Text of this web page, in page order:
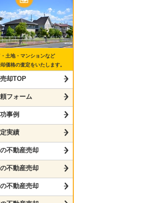
土地・マンションなど
価格の査定をいたします。
却TOP
フォーム
事例
実績
不動産売却
不動産売却
不動産売却